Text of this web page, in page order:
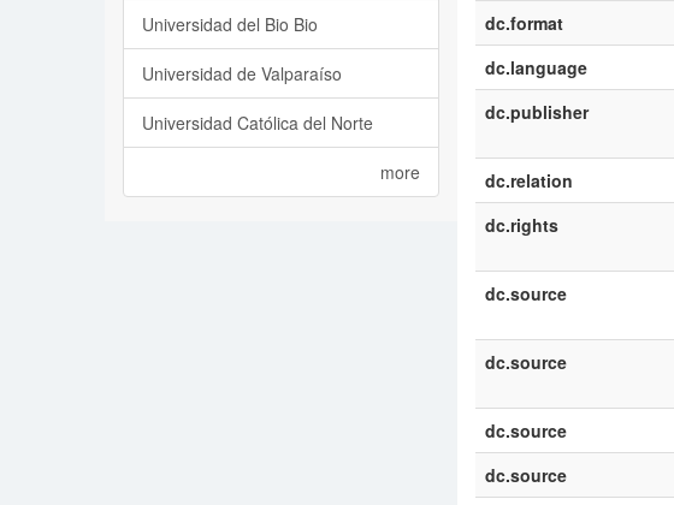
dc.format
dc.language
dc.publisher
dc.relation
dc.rights
dc.source
dc.source
dc.source
dc.source
Universidad del Bio Bio
Universidad de Valparaíso
Universidad Católica del Norte
more